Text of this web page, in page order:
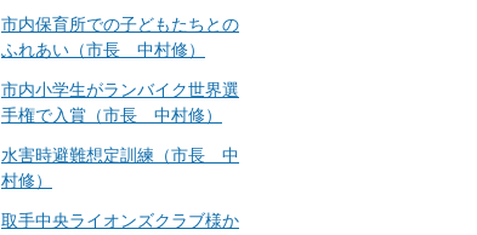
市内保育所での子どもたちとの
ふれあい（市長 中村修）
市内小学生がランバイク世界選
手権で入賞（市長 中村修）
水害時避難想定訓練（市長 中
村修）
取手中央ライオンズクラブ様か